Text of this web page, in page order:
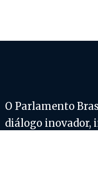
O Parlamento
diálogo inovador,